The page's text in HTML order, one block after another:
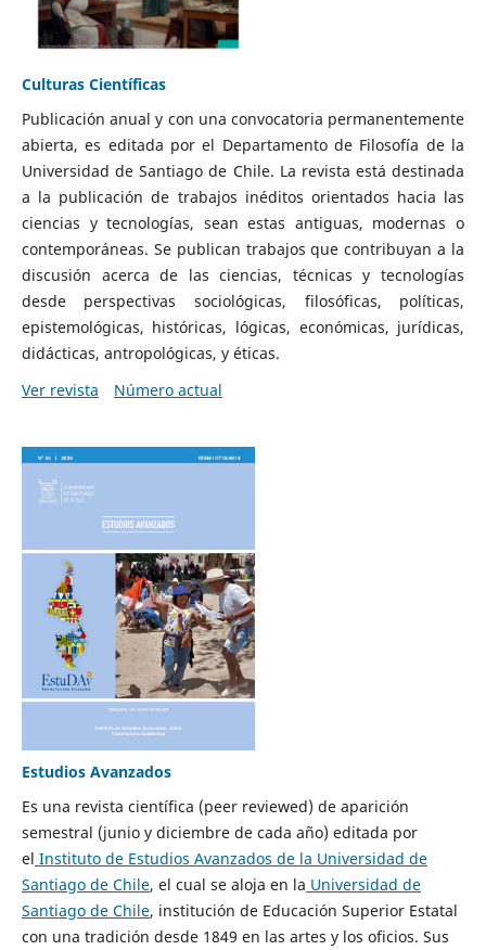
Culturas Científicas
Publicación anual y con una convocatoria permanentemente
abierta, es editada por el Departamento de Filosofía de la
Universidad de Santiago de Chile. La revista está destinada
a la publicación de trabajos inéditos orientados hacia las
ciencias y tecnologías, sean estas antiguas, modernas o
contemporáneas. Se publican trabajos que contribuyan a la
discusión acerca de las ciencias, técnicas y tecnologías
desde perspectivas sociológicas, filosóficas, políticas,
epistemológicas, históricas, lógicas, económicas, jurídicas,
didácticas, antropológicas, y éticas.
Ver revista
Número actual
Estudios Avanzados
Es una revista científica (peer reviewed) de aparición
semestral (junio y diciembre de cada año) editada por
el Instituto de Estudios Avanzados de la Universidad de
Santiago de Chile, el cual se aloja en la Universidad de
Santiago de Chile, institución de Educación Superior Estatal
con una tradición desde 1849 en las artes y los oficios. Sus